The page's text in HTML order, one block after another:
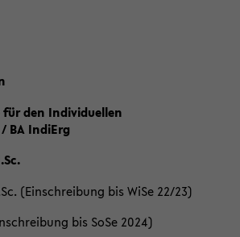
den Individuellen
BA IndiErg
(Einschreibung bis WiSe 22/23)
bis SoSe 2024)